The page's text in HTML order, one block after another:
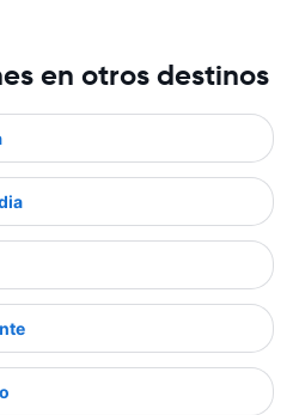
en otros destinos